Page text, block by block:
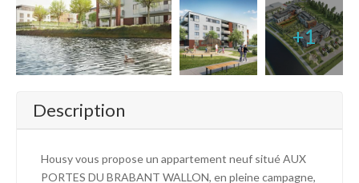
+1
Description
Housy vous propose un appartement neuf situé AUX
PORTES DU BRABANT WALLON, en pleine campagne,